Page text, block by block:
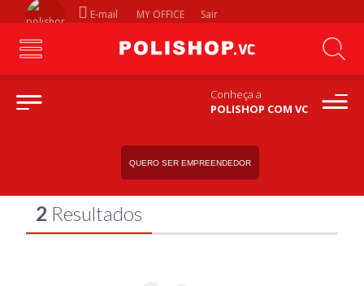
E-mail MY OFFICE Sair
Conheça a
POLISHOP COM VC
QUERO SER EMPREENDEDOR
barbeadores
2 Resultados